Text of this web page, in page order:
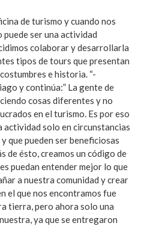
de turismo y cuando nos
puede ser una actividad
colaborar y desarrollarla
tipos de tours que presentan
e historia. “-
y continúa:” La gente de
cosas diferentes y no
en el turismo. Es por eso
actividad solo en circunstancias
que pueden ser beneficiosas
de ésto, creamos un código de
puedan entender mejor lo que
a nuestra comunidad y crear
el que nos encontramos fue
tierra, pero ahora solo una
ya que se entregaron